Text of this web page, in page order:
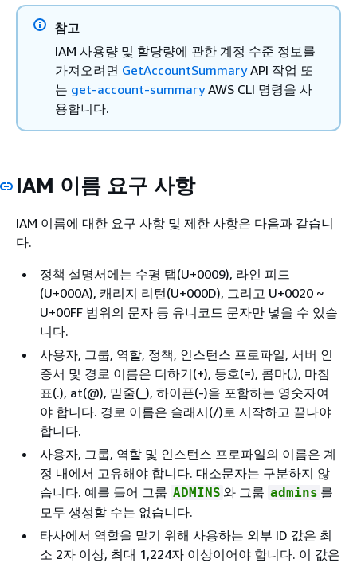
참고
IAM 사용량 및 할당량에 관한 계정 수준 정보를
가져오려면 GetAccountSummaryAPI 작업 또
는 get-account-summaryAWS CLI 명령을 사
용합니다.
IAM 이름 요구 사항
IAM 이름에 대한 요구 사항 및 제한 사항은 다음과 같습니
다.
정책 설명서에는 수평 탭(U+0009), 라인 피드
(U+000A), 캐리지 리턴(U+000D), 그리고 U+0020 ~
U+00FF 범위의 문자 등 유니코드 문자만 넣을 수 있습
니다.
사용자, 그룹, 역할, 정책, 인스턴스 프로파일, 서버 인
증서 및 경로 이름은 더하기(+), 등호(=), 콤마(,), 마침
표(.), at(@), 밑줄(_), 하이픈(-)을 포함하는 영숫자여
야 합니다. 경로 이름은 슬래시(/)로 시작하고 끝나야
합니다.
사용자, 그룹, 역할 및 인스턴스 프로파일의 이름은 계
정 내에서 고유해야 합니다. 대소문자는 구분하지 않
습니다. 예를 들어 그룹 ADMINS 와 그룹 admins 를
모두 생성할 수는 없습니다.
타사에서 역할을 맡기 위해 사용하는 외부 ID 값은 최
소 2자 이상, 최대 1,224자 이상이어야 합니다. 이 값은